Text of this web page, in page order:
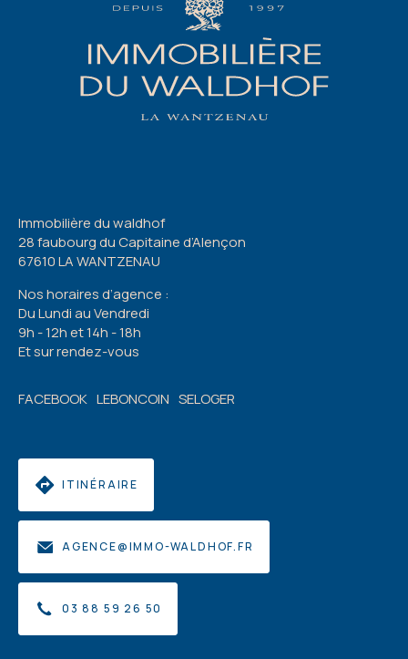
Immobilière du waldhof
28 faubourg du Capitaine d’Alençon
67610 LA WANTZENAU
Nos horaires d’agence :
Du Lundi au Vendredi
9h - 12h et 14h - 18h
Et sur rendez-vous
FACEBOOK LEBONCOIN SELOGER
ITINÉRAIRE
AGENCE@IMMO-WALDHOF.FR
03 88 59 26 50